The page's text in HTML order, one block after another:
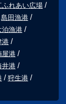
ふれあい広場
島田漁港
泊漁港
港
屋港
井港
狩生港